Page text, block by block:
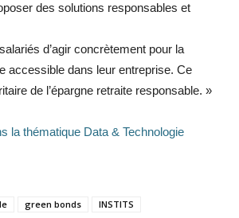
des solutions responsables et
d’agir concrètement pour la
accessible dans leur entreprise. Ce
de l’épargne retraite responsable. »
la thématique Data & Technologie
green bonds
INSTITS